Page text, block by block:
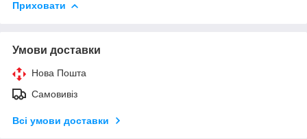
Приховати
Умови доставки
Нова Пошта
Самовивіз
Всі умови доставки